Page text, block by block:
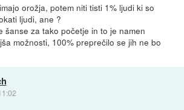
orožja, potem niti tisti 1% ljudi ki so
ljudi, ane ?
šanse za tako početje in to je namen
možnosti, 100% preprečilo se jih ne bo